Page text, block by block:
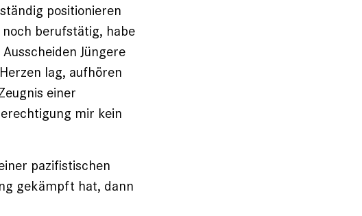
positionieren
berufstätig, habe
Jüngere
lag, aufhören
einer
mir kein
pazifistischen
gekämpft hat, dann